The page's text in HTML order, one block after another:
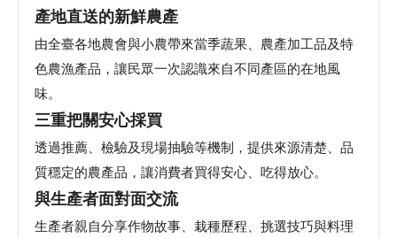
Facebook
隱
私
權
及
網
站
安
全
產地直送的新鮮農產
由全臺各地農會與小農帶來當季蔬果、農產加工品及特
色農漁產品，讓民眾一次認識來自不同產區的在地風
味。
三重把關安心採買
透過推薦、檢驗及現場抽驗等機制，提供來源清楚、品
質穩定的農產品，讓消費者買得安心、吃得放心。
與生產者面對面交流
生產者親自分享作物故事、栽種歷程、挑選技巧與料理